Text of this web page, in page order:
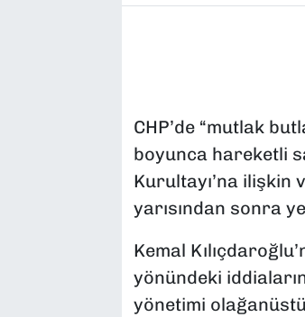
CHP’de “mutlak
boyunca hareketli
Kurultayı’na
yarısından sonra
Kemal
yönündeki
yönetimi